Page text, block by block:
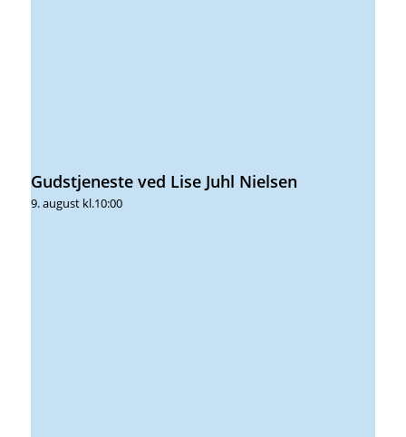
Gudstjeneste ved Lise Juhl Nielsen
9. august kl.10:00